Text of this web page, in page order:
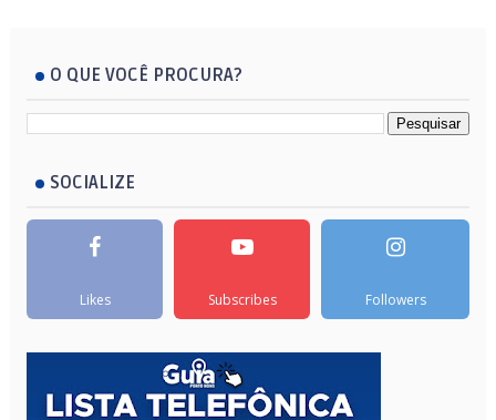
O QUE VOCÊ PROCURA?
SOCIALIZE
Likes Subscribes Followers